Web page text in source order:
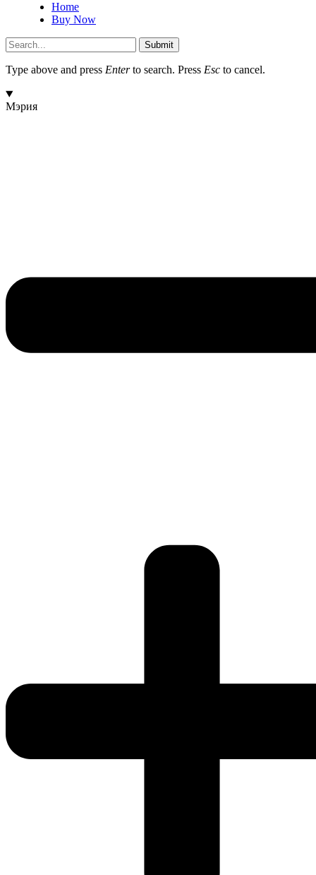
Home
Buy Now
Submit
Type above and press Enterto search. Press Esc to cancel.
Мэрия